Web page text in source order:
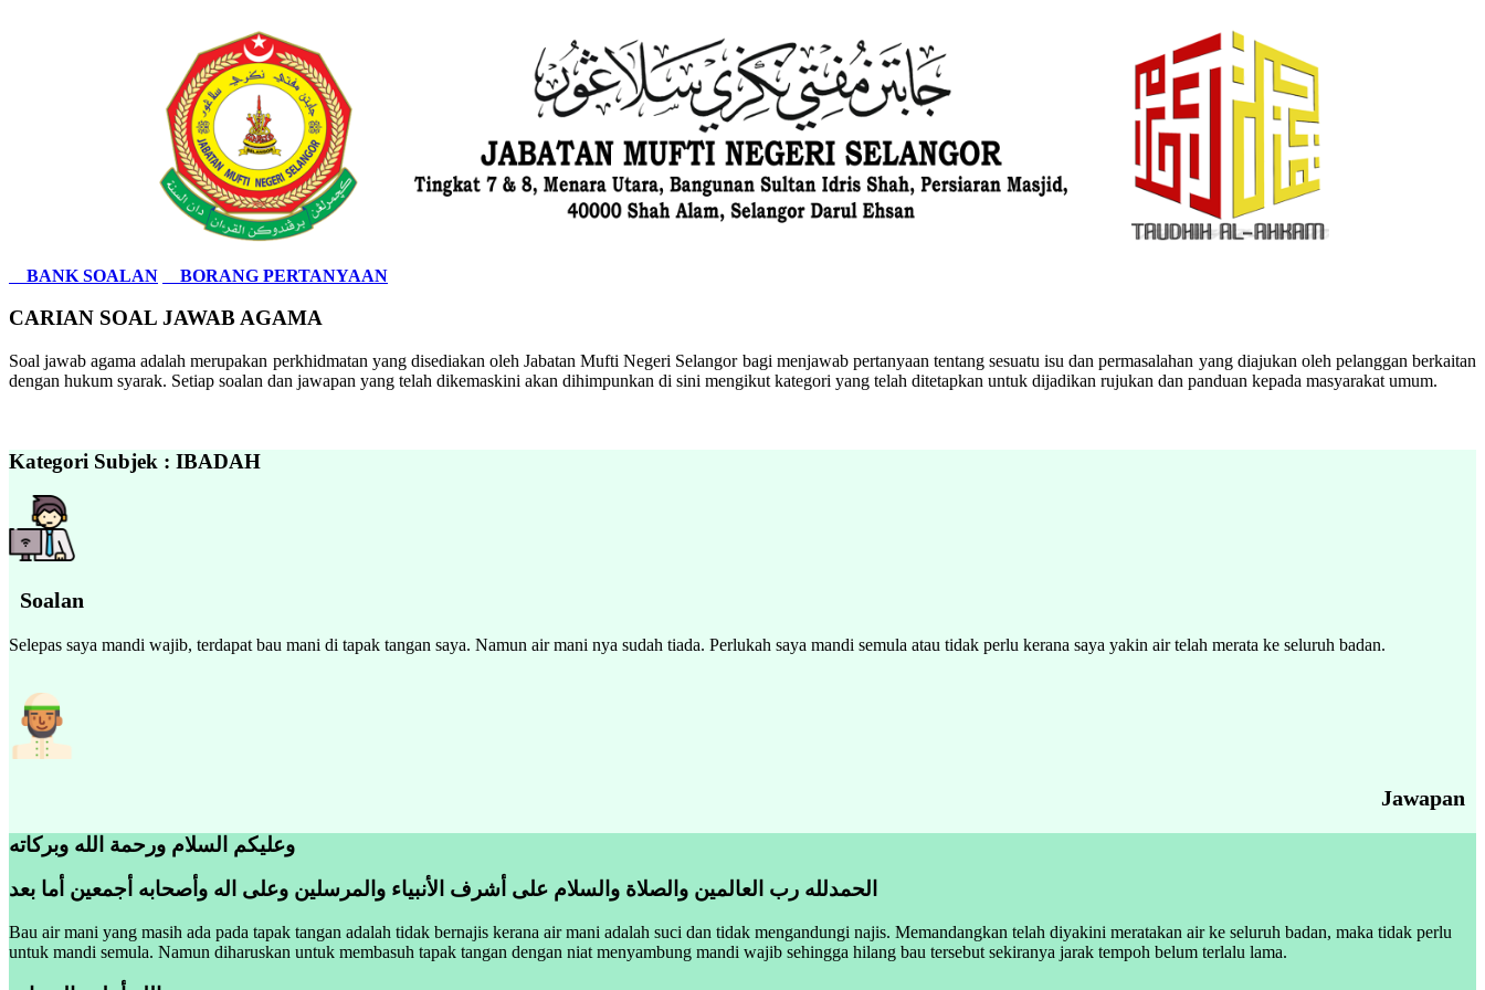
BANK SOALAN BORANG PERTANYAAN
CARIAN SOAL JAWAB AGAMA
Soal jawab agama adalah merupakan perkhidmatan yang disediakan oleh Jabatan Mufti Negeri Selangor bagi menjawab pertanyaan tentang sesuatu isu dan permasalahan yang diajukan oleh pelanggan berkaitan
dengan hukum syarak. Setiap soalan dan jawapan yang telah dikemaskini akan dihimpunkan di sini mengikut kategori yang telah ditetapkan untuk dijadikan rujukan dan panduan kepada masyarakat umum.
Kategori Subjek : IBADAH
Soalan
Selepas saya mandi wajib, terdapat bau mani di tapak tangan saya. Namun air mani nya sudah tiada. Perlukah saya mandi semula atau tidak perlu kerana saya yakin air telah merata ke seluruh badan.
Jawapan
وعليكم السلام ورحمة الله وبركاته
الحمدلله رب العالمين والصلاة والسلام على أشرف الأنبياء والمرسلين وعلى اله وأصحابه أجمعين أما بعد
Bau air mani yang masih ada pada tapak tangan adalah tidak bernajis kerana air mani adalah suci dan tidak mengandungi najis. Memandangkan telah diyakini meratakan air ke seluruh badan, maka tidak perlu
untuk mandi semula. Namun diharuskan untuk membasuh tapak tangan dengan niat menyambung mandi wajib sehingga hilang bau tersebut sekiranya jarak tempoh belum terlalu lama.